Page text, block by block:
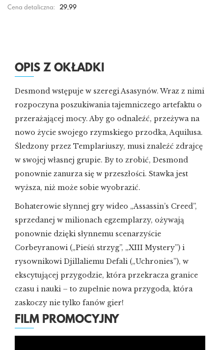
Cena detaliczna:
29,99
OPIS Z OKŁADKI
Desmond wstępuje w szeregi Asasynów. Wraz z nimi
rozpoczyna poszukiwania tajemniczego artefaktu o
przerażającej mocy. Aby go odnaleźć, przeżywa na
nowo życie swojego rzymskiego przodka, Aquilusa.
Śledzony przez Templariuszy, musi znaleźć zdrajcę
w swojej własnej grupie. By to zrobić, Desmond
ponownie zanurza się w przeszłości. Stawka jest
wyższa, niż może sobie wyobrazić.
Bohaterowie słynnej gry wideo „Assassin’s Creed”,
sprzedanej w milionach egzemplarzy, ożywają
ponownie dzięki słynnemu scenarzyście
Corbeyranowi („Pieśń strzyg”, „XIII Mystery”) i
rysownikowi Djillaliemu Defali („Uchronies”), w
ekscytującej przygodzie, która przekracza granice
czasu i nauki – to zupełnie nowa przygoda, która
zaskoczy nie tylko fanów gier!
FILM PROMOCYJNY